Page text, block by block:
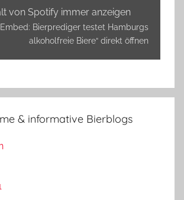
von Spotify immer anzeigen
Bierprediger testet Hamburgs
alkoholfreie Biere“ direkt öffnen
& informative Bierblogs